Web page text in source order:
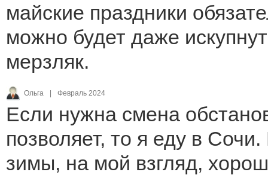
майские праздники
можно будет даже
мерзляк.
Ольга | Февраль 2024
Если нужна смена
позволяет, то я еду в
зимы, на мой взгляд,